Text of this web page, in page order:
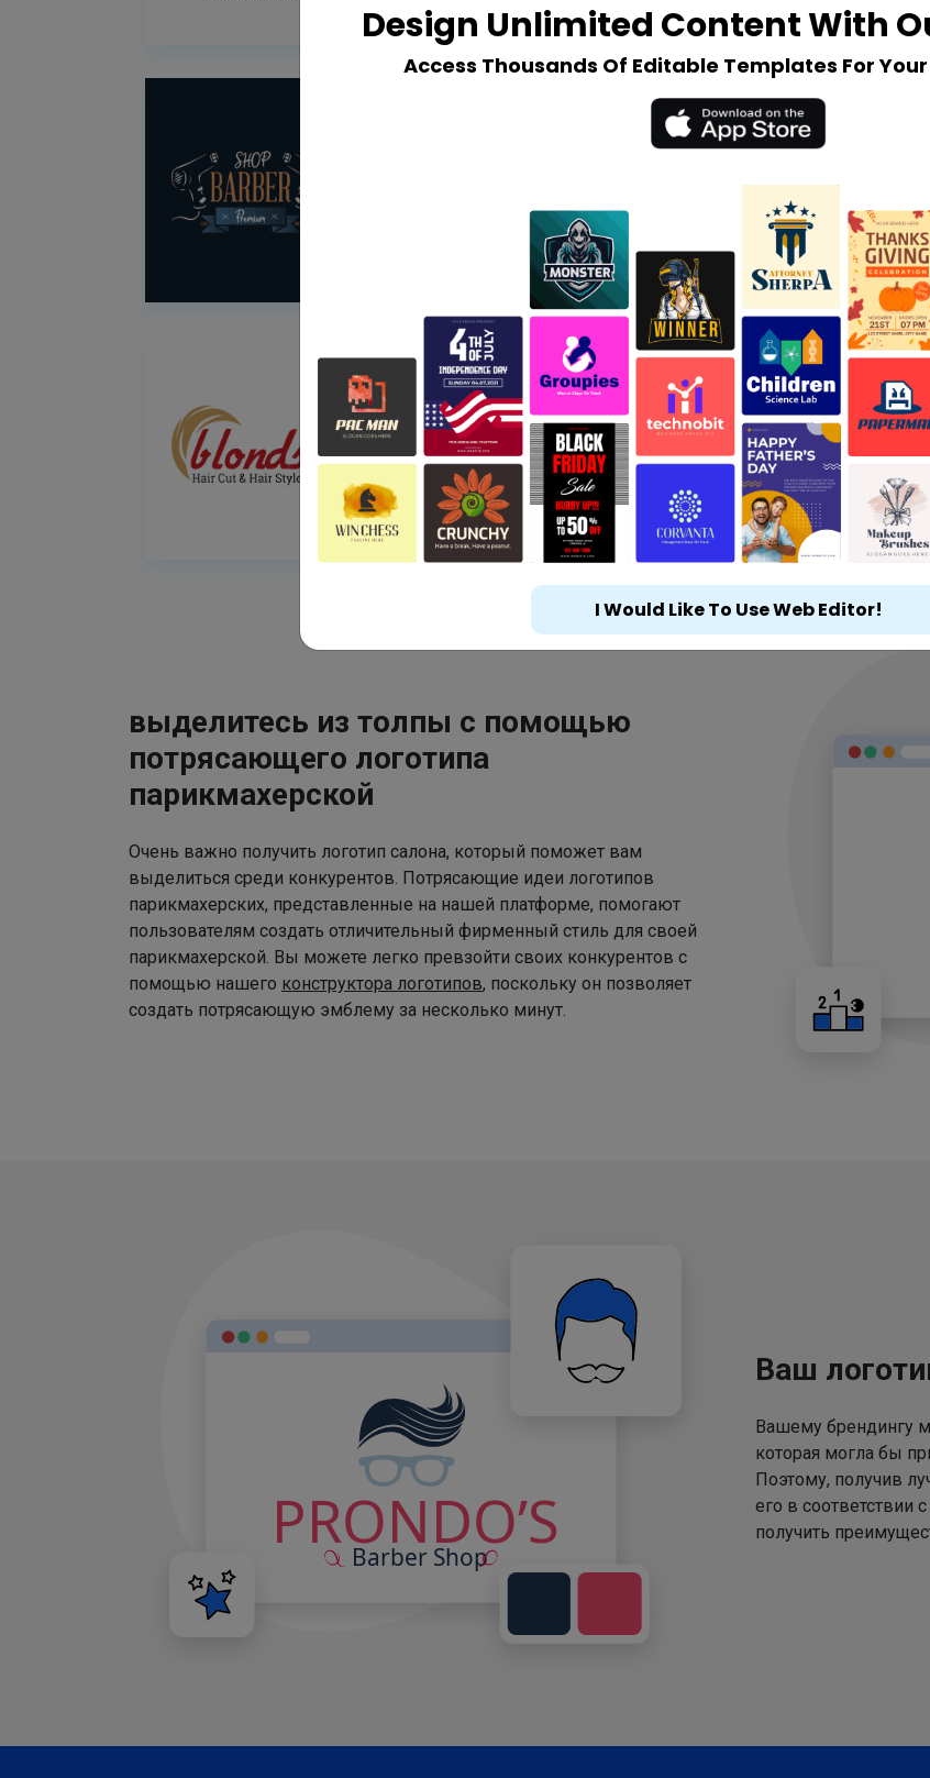
выделитесь из толпы с помощью
потрясающего логотипа
парикмахерской
Очень важно получить логотип салона, который поможет вам
выделиться среди конкурентов. Потрясающие идеи логотипов
парикмахерских, представленные на нашей платформе, помогают
пользователям создать отличительный фирменный стиль для своей
парикмахерской. Вы можете легко превзойти своих конкурентов с
помощью нашего конструктора логотипов, поскольку он позволяет
создать потрясающую эмблему за несколько минут.
Ваш
Вашему брендингу
которая могла бы
Поэтому, получив
его в соответствии
получить
Design Unlimited Content With
Access Thousands Of Editable Templates For
I Would Like To Use Web Editor!